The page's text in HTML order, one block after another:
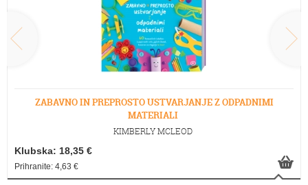
ZABAVNO IN PREPROSTO USTVARJANJE Z ODPADNIMI
MATERIALI
KIMBERLY MCLEOD
Klubska: 18,35 €
Prihranite: 4,63 €